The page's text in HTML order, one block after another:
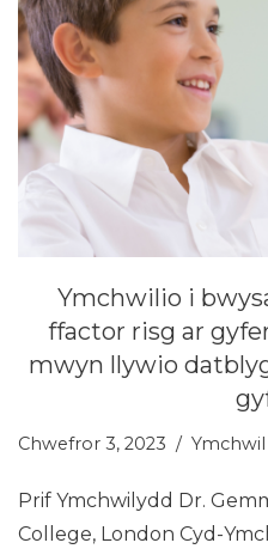
Ymchwilio i
ffactor risg ar
mwyn llywio
Chwefror 3, 2023 Ymchwil
Prif Ymchwilydd Dr.
College, London Cyd-